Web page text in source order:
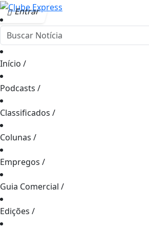
Entrar
Início /
Podcasts /
Classificados /
Colunas /
Empregos /
Guia Comercial /
Edições /